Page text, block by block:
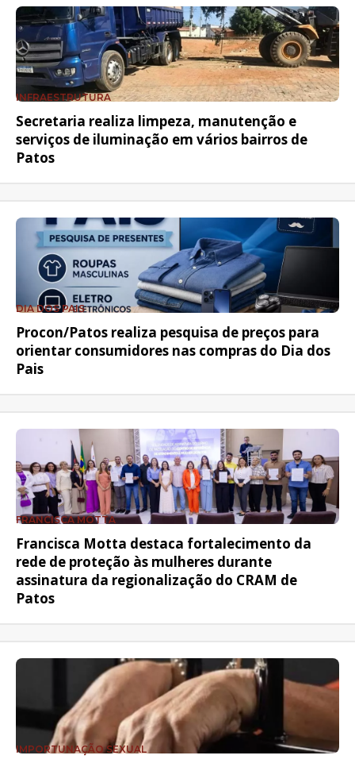
INFRAESTRUTURA
Secretaria realiza limpeza, manutenção e
serviços de iluminação em vários bairros de
Patos
DIA DOS PAIS
Procon/Patos realiza pesquisa de preços para
orientar consumidores nas compras do Dia dos
Pais
FRANCISCA MOTTA
Francisca Motta destaca fortalecimento da
rede de proteção às mulheres durante
assinatura da regionalização do CRAM de
Patos
IMPORTUNAÇÃO SEXUAL